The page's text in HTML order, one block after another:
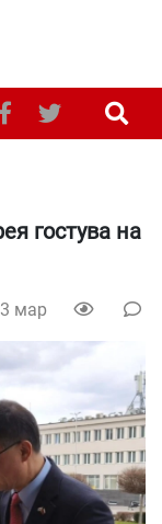
гостува на
мар